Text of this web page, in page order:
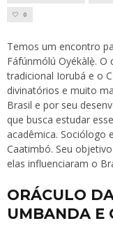
0
Temos um encontro
Fáfúnmólú Oyékàlẹ̀.
tradicional Iorubá e o
divinatórios e muito
Brasil e por seu
que busca estudar
acadêmica. Sociólogo
Caatimbó. Seu
elas influenciaram o
ORÁCULO
UMBANDA E